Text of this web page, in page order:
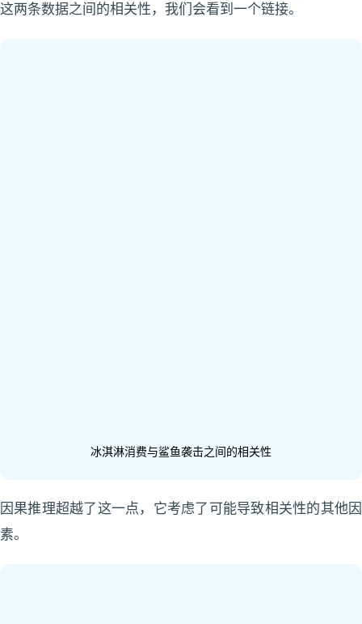
这两条数据之间的相关性，我们会看到一个链接。
冰淇淋消费与鲨鱼袭击之间的相关性
因果推理超越了这一点，它考虑了可能导致相关性的其他因
素。